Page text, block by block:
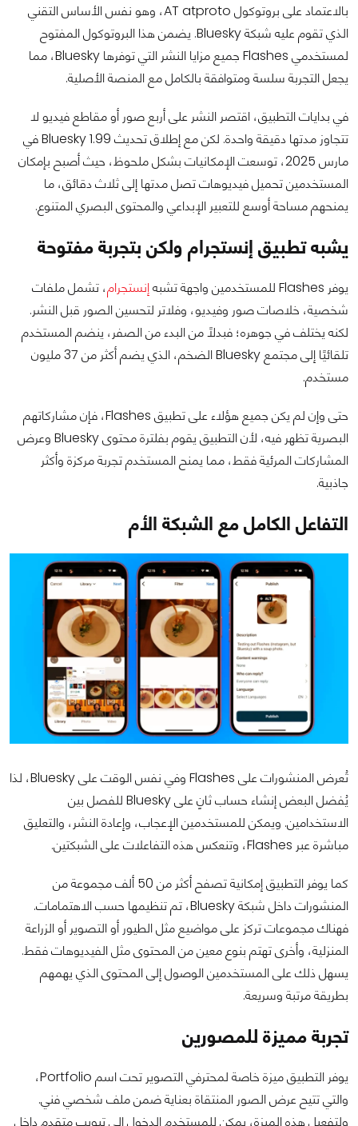
بالاعتماد على بروتوكول AT atproto، وهو نفس الأساس التقني
الذي تقوم عليه شبكة Bluesky. يضمن هذا البروتوكول المفتوح
لمستخدمي Flashes جميع مزايا النشر التي توفرها Bluesky، مما
يجعل التجربة سلسة ومتوافقة بالكامل مع المنصة الأصلية.
في بدايات التطبيق، اقتصر النشر على أربع صور أو مقاطع فيديو لا
تتجاوز مدتها دقيقة واحدة. لكن مع إطلاق تحديث Bluesky 1.99 في
مارس 2025، توسعت الإمكانيات بشكل ملحوظ، حيث أصبح بإمكان
المستخدمين تحميل فيديوهات تصل مدتها إلى ثلاث دقائق، ما
يمنحهم مساحة أوسع للتعبير الإبداعي والمحتوى البصري المتنوع.
يشبه تطبيق إنستجرام ولكن بتجربة مفتوحة
يوفر Flashes للمستخدمين واجهة تشبه إنستجرام، تشمل ملفات
شخصية، خلاصات صور وفيديو، وفلاتر لتحسين الصور قبل النشر.
لكنه يختلف في جوهره؛ فبدلًا من البدء من الصفر، ينضم المستخدم
تلقائيًا إلى مجتمع Bluesky الضخم، الذي يضم أكثر من 37 مليون
مستخدم.
حتى وإن لم يكن جميع هؤلاء على تطبيق Flashes، فإن مشاركاتهم
البصرية تظهر فيه، لأن التطبيق يقوم بفلترة محتوى Bluesky وعرض
المشاركات المرئية فقط، مما يمنح المستخدم تجربة مركزة وأكثر
جاذبية.
التفاعل الكامل مع الشبكة الأم
تُعرض المنشورات على Flashes وفي نفس الوقت على Bluesky، لذا
يُفضل البعض إنشاء حساب ثانٍ على Bluesky للفصل بين
الاستخدامين. ويمكن للمستخدمين الإعجاب، وإعادة النشر، والتعليق
مباشرة عبر Flashes، وتنعكس هذه التفاعلات على الشبكتين.
كما يوفر التطبيق إمكانية تصفح أكثر من 50 ألف مجموعة من
المنشورات داخل شبكة Bluesky، تم تنظيمها حسب الاهتمامات.
فهناك مجموعات تركز على مواضيع مثل الطيور أو التصوير أو الزراعة
المنزلية، وأخرى تهتم بنوع معين من المحتوى مثل الفيديوهات فقط.
يسهل ذلك على المستخدمين الوصول إلى المحتوى الذي يهمهم
بطريقة مرتبة وسريعة.
تجربة مميزة للمصورين
يوفر التطبيق ميزة خاصة لمحترفي التصوير تحت اسم Portfolio،
والتي تتيح عرض الصور المنتقاة بعناية ضمن ملف شخصي فني.
ولتفعيل هذه الميزة، يمكن للمستخدم الدخول إلى تبويب متقدم داخل